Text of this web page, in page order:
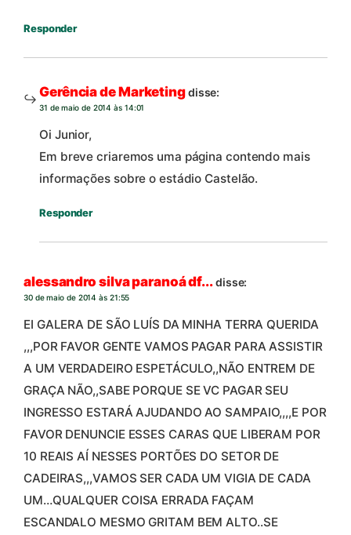
Responder
Gerência de Marketingdisse:
31 de maio de 2014 às 14:01
Oi Junior,
Em breve criaremos uma página contendo mais
informações sobre o estádio Castelão.
Responder
alessandro silva paranoá df...disse:
30 de maio de 2014 às 21:55
EI GALERA DE SÃO LUÍS DA MINHA TERRA QUERIDA
,,,POR FAVOR GENTE VAMOS PAGAR PARA ASSISTIR
A UM VERDADEIRO ESPETÁCULO,,NÃO ENTREM DE
GRAÇA NÃO,,SABE PORQUE SE VC PAGAR SEU
INGRESSO ESTARÁ AJUDANDO AO SAMPAIO,,,,E POR
FAVOR DENUNCIE ESSES CARAS QUE LIBERAM POR
10 REAIS AÍ NESSES PORTÕES DO SETOR DE
CADEIRAS,,,VAMOS SER CADA UM VIGIA DE CADA
UM…QUALQUER COISA ERRADA FAÇAM
ESCANDALO MESMO GRITAM BEM ALTO..SE